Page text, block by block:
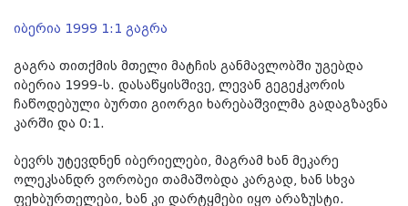
იბერია 1999 1:1 გაგრა
გაგრა თითქმის მთელი მატჩის განმავლობში უგებდა
იბერია 1999-ს. დასაწყისშივე, ლევან გეგეჭკორის
ჩაწოდებული ბურთი გიორგი ხარებაშვილმა გადაგზავნა
კარში და 0:1.
ბევრს უტევდნენ იბერიელები, მაგრამ ხან მეკარე
ოლეკსანდრ ვორობეი თამაშობდა კარგად, ხან სხვა
ფეხბურთელები, ხან კი დარტყმები იყო არაზუსტი.